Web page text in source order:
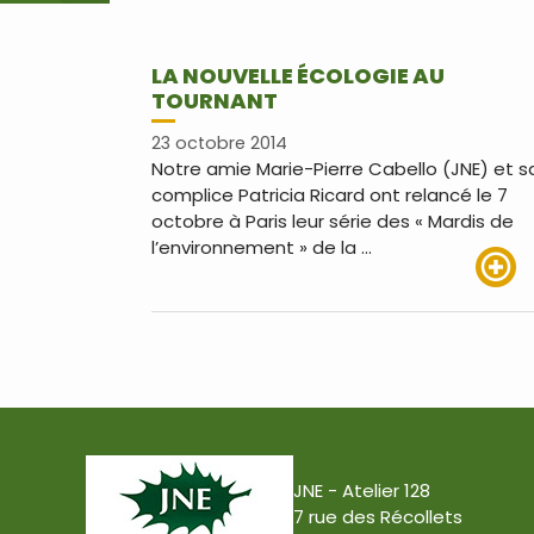
LA NOUVELLE ÉCOLOGIE AU
TOURNANT
23 octobre 2014
Notre amie Marie-Pierre Cabello (JNE) et
complice Patricia Ricard ont relancé le 7
octobre à Paris leur série des « Mardis de
l’environnement » de la …
JNE - Atelier 128
7 rue des Récollets